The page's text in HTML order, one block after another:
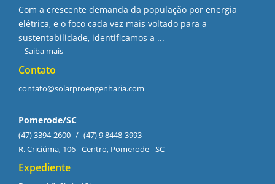
Com a crescente demanda da população por energia
elétrica, e o foco cada vez mais voltado para a
sustentabilidade, identificamos a ...
Saiba mais
Contato
contato@solarproengenharia.com
Pomerode/SC
(47) 3394-2600 / (47) 9 8448-3993
R. Criciúma, 106 - Centro, Pomerode - SC
Expediente